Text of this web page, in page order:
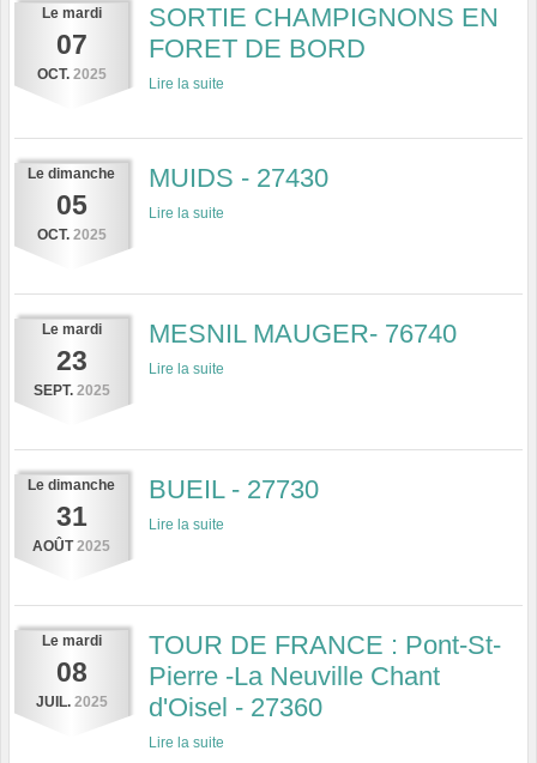
Le mardi
07
OCT. 2025
SORTIE CHAMPIGNONS EN
FORET DE BORD
Lire la suite
Le dimanche
05
OCT. 2025
MUIDS - 27430
Lire la suite
Le mardi
23
SEPT. 2025
MESNIL MAUGER- 76740
Lire la suite
Le dimanche
31
AOÛT 2025
BUEIL - 27730
Lire la suite
Le mardi
08
JUIL. 2025
TOUR DE FRANCE : Pont-St-
Pierre -La Neuville Chant
d'Oisel - 27360
Lire la suite